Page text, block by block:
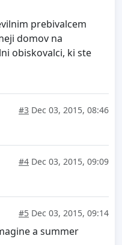
prebivalcem
domov na
obiskovalci, ki ste
#3 Dec 03, 2015, 08:46
#4 Dec 03, 2015, 09:09
#5 Dec 03, 2015, 09:14
a summer